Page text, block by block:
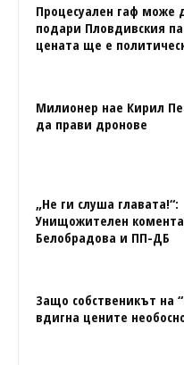
Процесуален гаф може
подари Пловдивския
цената ще е
Милионер нае Кирил
да прави дронове
„Не ги слуша главата!“:
Унищожителен
Белобрадова и ПП-ДБ
Защо собственикът на
вдигна цените